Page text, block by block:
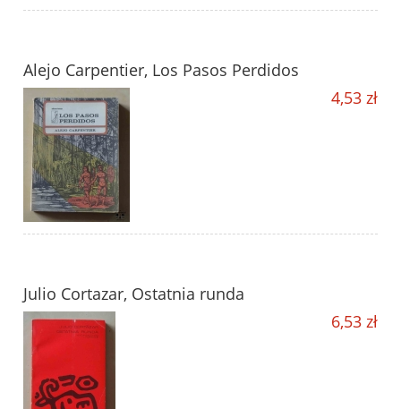
Alejo Carpentier, Los Pasos Perdidos
4,53 zł
Julio Cortazar, Ostatnia runda
6,53 zł